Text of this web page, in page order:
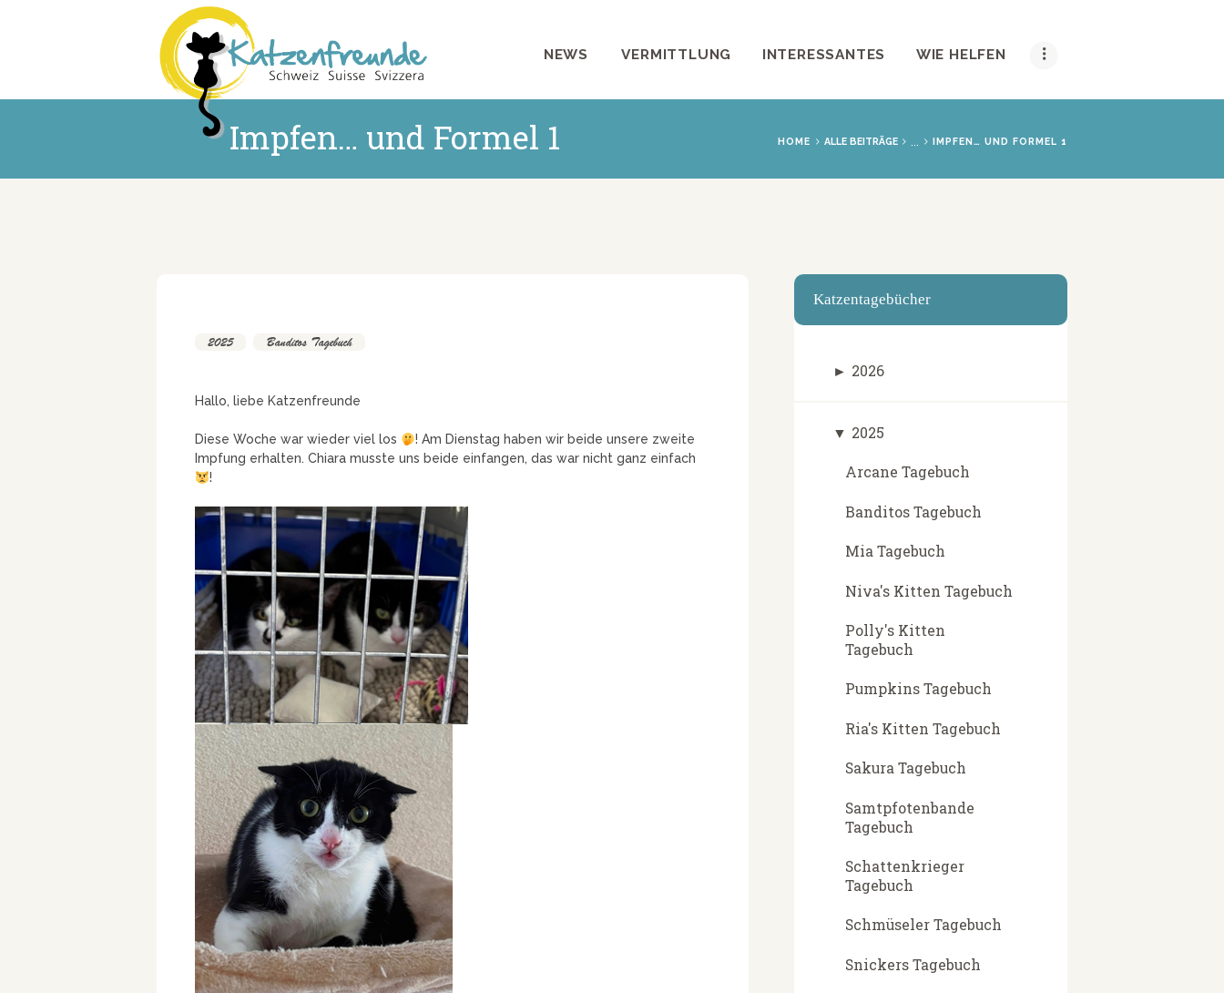
NEWS VERMITTLUNG INTERESSANTES WIE HELFEN
Impfen… und Formel 1 HOME ALLE BEITRÄGE ... IMPFEN… UND FORMEL 1
VERMITTLUNG
2025 Banditos Tagebuch
Hallo, liebe Katzenfreunde
Diese Woche war wieder viel los
! Am Dienstag haben wir beide unsere zweite
Impfung erhalten. Chiara musste uns beide einfangen, das war nicht ganz einfach
!
Katzentagebücher
► 2026
▼ 2025
Arcane Tagebuch
Banditos Tagebuch
Mia Tagebuch
Niva's Kitten Tagebuch
Polly's Kitten
Tagebuch
Pumpkins Tagebuch
Ria's Kitten Tagebuch
Sakura Tagebuch
Samtpfotenbande
Tagebuch
Schattenkrieger
Tagebuch
Schmüseler Tagebuch
Snickers Tagebuch